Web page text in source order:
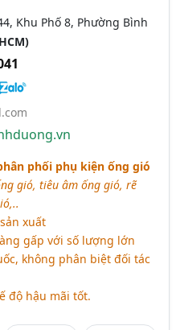
Khu Phố 8, Phường Bình
phối phụ kiện ống gió
gió, tiêu âm ống gió, rẽ
xuất
gấp với số lượng lớn
không phân biệt đối tác
độ hậu mãi tốt.